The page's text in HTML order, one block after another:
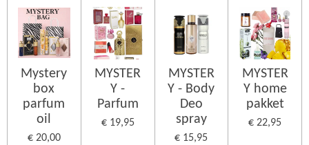
Mystery
box
parfum
oil
€ 20,00
MYSTER
Y -
Parfum
€ 19,95
MYSTER
Y - Body
Deo
spray
€ 15,95
MYSTER
Y home
pakket
€ 22,95